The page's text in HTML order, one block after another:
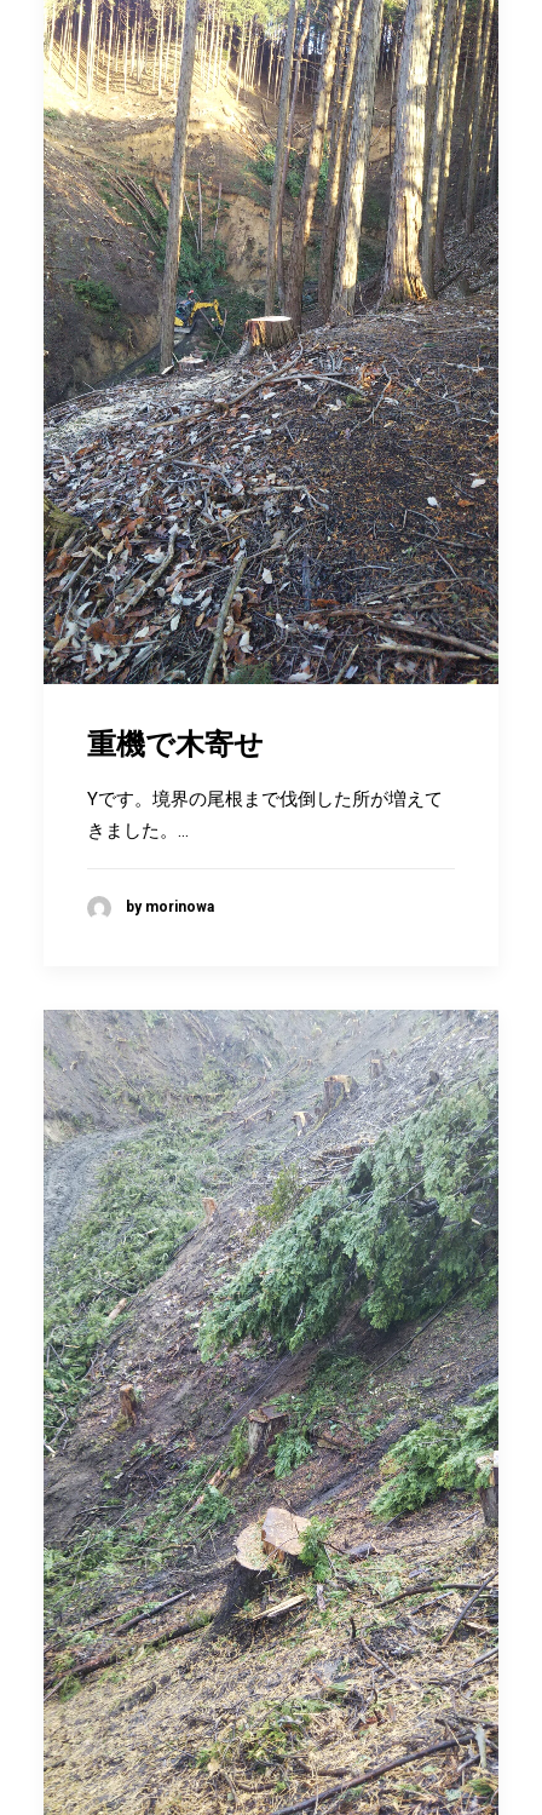
重機で木寄せ
Yです。境界の尾根まで伐倒した所が増えて
きました。…
by morinowa